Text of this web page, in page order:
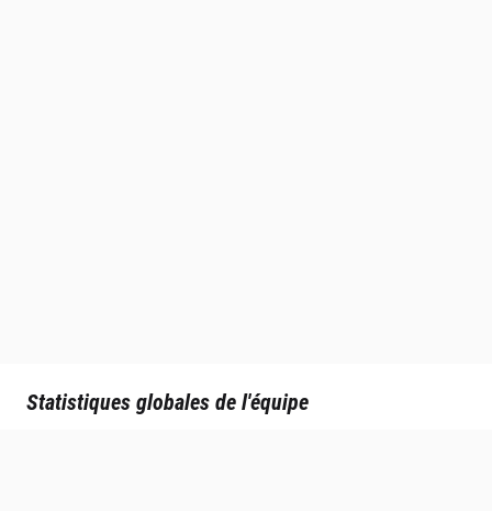
Statistiques globales de l'équipe